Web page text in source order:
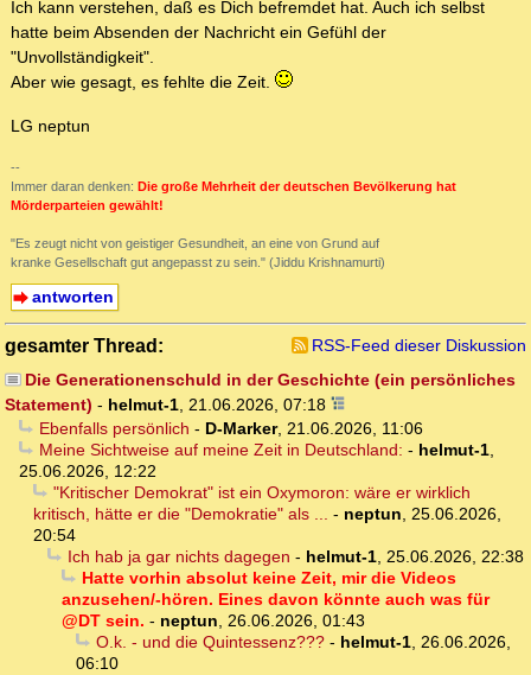
Ich kann verstehen, daß es Dich befremdet hat. Auch ich selbst
hatte beim Absenden der Nachricht ein Gefühl der
"Unvollständigkeit".
Aber wie gesagt, es fehlte die Zeit.
LG neptun
--
Immer daran denken: Die große Mehrheit der deutschen Bevölkerung hat
Mörderparteien gewählt!
"Es zeugt nicht von geistiger Gesundheit, an eine von Grund auf
kranke Gesellschaft gut angepasst zu sein." (Jiddu Krishnamurti)
antworten
gesamter Thread:
RSS-Feed dieser Diskussion
Die Generationenschuld in der Geschichte (ein persönliches
Statement) - helmut-1, 21.06.2026, 07:18
Ebenfalls persönlich - D-Marker, 21.06.2026, 11:06
Meine Sichtweise auf meine Zeit in Deutschland: - helmut-1,
25.06.2026, 12:22
"Kritischer Demokrat" ist ein Oxymoron: wäre er wirklich
kritisch, hätte er die "Demokratie" als ... - neptun, 25.06.2026,
20:54
Ich hab ja gar nichts dagegen - helmut-1, 25.06.2026, 22:38
Hatte vorhin absolut keine Zeit, mir die Videos
anzusehen/-hören. Eines davon könnte auch was für
@DT sein. - neptun, 26.06.2026, 01:43
O.k. - und die Quintessenz???- helmut-1, 26.06.2026,
06:10